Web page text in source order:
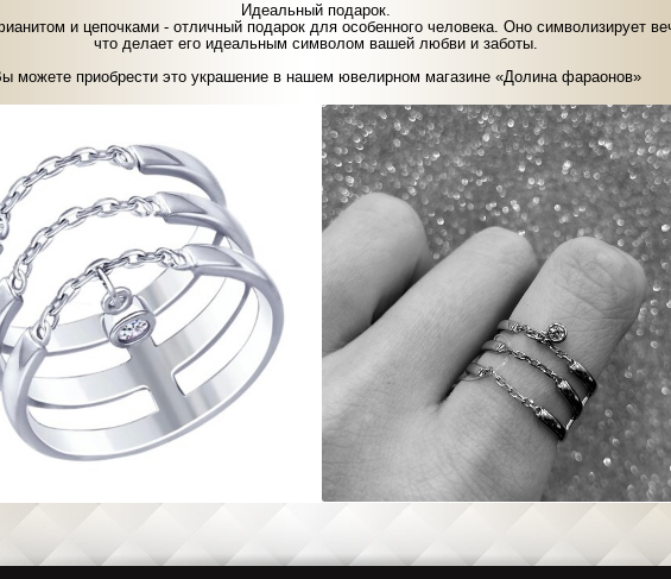
Идеальный подарок.
и цепочками - отличный подарок для особенного человека. Оно символизирует
что делает его идеальным символом вашей любви и заботы.
можете приобрести это украшение в нашем ювелирном магазине «Долина фараонов»